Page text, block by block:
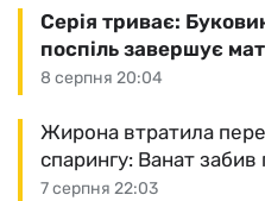
8 серпня 20:04
Серія триває:
поспіль завершує
7 серпня 22:03
Жирона втратила
спарингу: Ванат забив